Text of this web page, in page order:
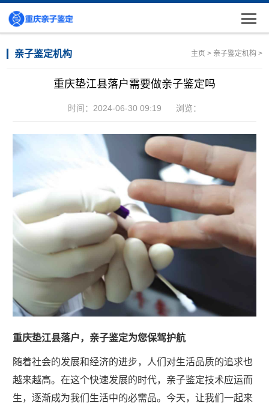
亲子鉴定机构 主页 > 亲子鉴定机构>
重庆垫江县落户需要做亲子鉴定吗
时间：2024-06-30 09:19 浏览：
重庆垫江县落户，亲子鉴定为您保驾护航
随着社会的发展和经济的进步，人们对生活品质的追求也
越来越高。在这个快速发展的时代，亲子鉴定技术应运而
生，逐渐成为我们生活中的必需品。今天，让我们一起来